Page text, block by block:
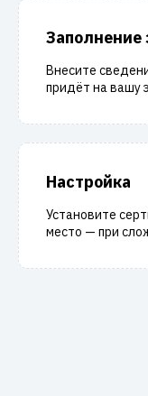
Заполнение
Внесите
придёт на вашу
Настройка
Установите
место — при